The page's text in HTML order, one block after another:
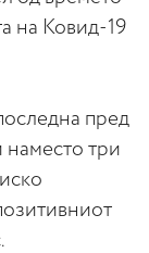
на Ковид-19
пред
наместо три